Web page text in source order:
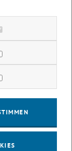
haben, etwa
momentan noch
sowohl
zulassen
zulassen
zulassen